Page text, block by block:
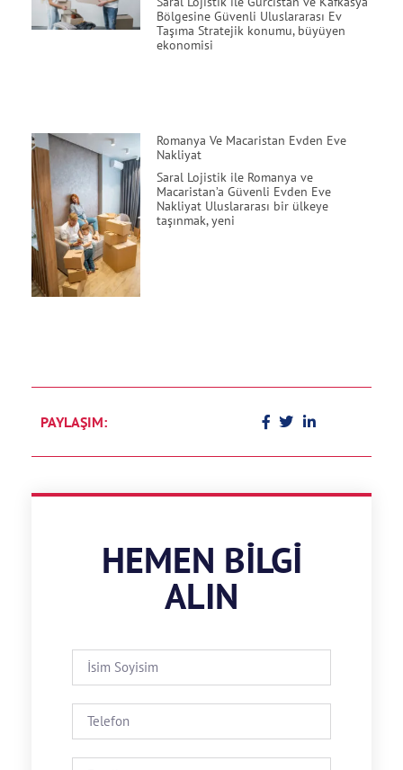
Bölgesine Güvenli Uluslararası Ev
Taşıma Stratejik konumu, büyüyen
ekonomisi
Romanya Ve Macaristan Evden Eve
Nakliyat
Saral Lojistik ile Romanya ve
Macaristan’a Güvenli Evden Eve
Nakliyat Uluslararası bir ülkeye
taşınmak, yeni
PAYLAŞIM:
HEMEN BILGI
ALIN